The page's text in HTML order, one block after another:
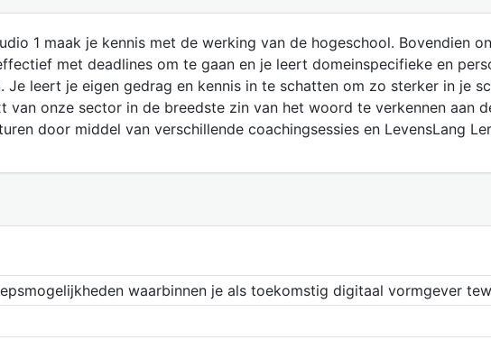
1 maak je kennis met de werking van de hogeschool. Bovendien
met deadlines om te gaan en je leert domeinspecifieke en
leert je eigen gedrag en kennis in te schatten om zo sterker in je
van onze sector in de breedste zin van het woord te verkennen aan
door middel van verschillende coachingsessies en LevensLang
waarbinnen je als toekomstig digitaal vormgever